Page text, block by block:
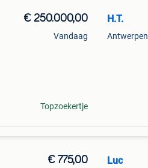
€ 250.000,00
Vandaag
Topzoekertje
H.T.
Antwerpen
€ 775,00 Luc